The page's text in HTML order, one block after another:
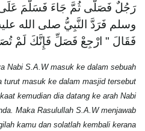
رَجُلٌ فَصَلَّى ثُمَّ جَاءَ فَسَلَّمَ عَلَى
وسلم فَرَدَّ النَّبِيُّ صلى الله
فَقَالَ ‏"‏ ارْجِعْ فَصَلِّ فَإِنَّكَ لَمْ
Nabi S.A.W masuk ke dalam sebuah
turut masuk ke dalam masjid tersebut
kemudian dia datang ke arah Nabi
Maka Rasulullah S.A.W menjawab
kamu dan solatlah kembali kerana